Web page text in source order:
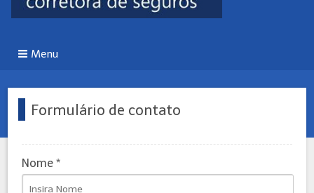
Menu
Formulário de contato
Nome *